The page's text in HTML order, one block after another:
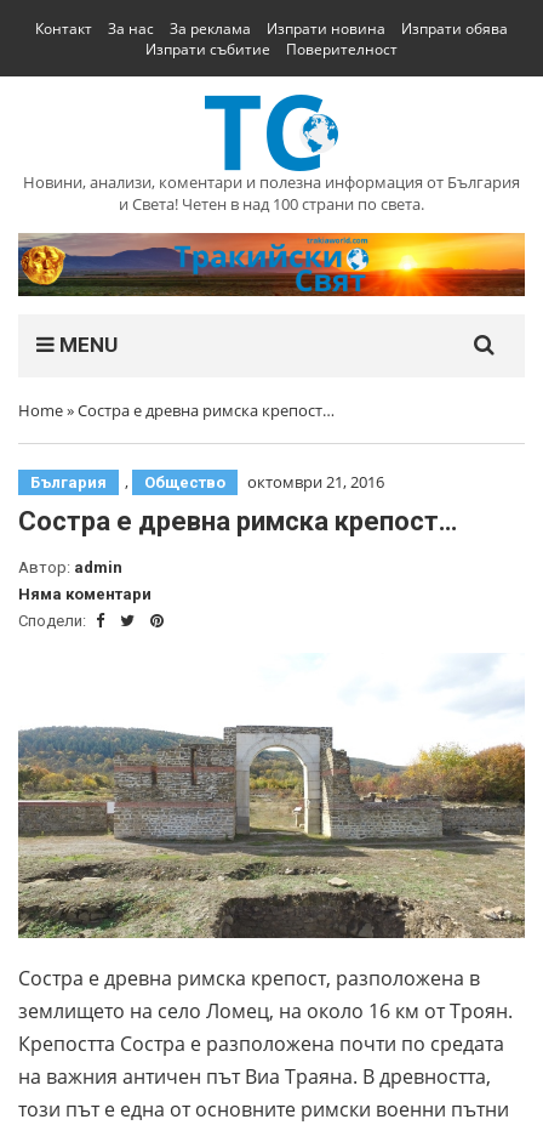
Контакт За нас За реклама Изпрати новина
Изпрати обява
Изпрати събитие
Поверителност
Новини, анализи, коментари и полезна информация от България
и Света! Четен в над 100 страни по света.
MENU
Home»Состра е древна римска крепост…
България , Общество октомври 21, 2016
Состра е древна римска крепост…
Автор: admin
Няма коментари
Сподели:
Состра е древна римска крепост, разположена в
землището на село Ломец, на около 16 км от Троян.
Крепостта Состра е разположена почти по средата
на важния античен път Виа Траяна. В древността,
този път е една от основните римски военни пътни